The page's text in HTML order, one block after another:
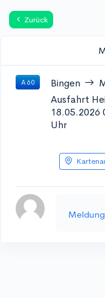
Zurück
A 60 Bingen
Ausfahrt
18.05.2026
Uhr